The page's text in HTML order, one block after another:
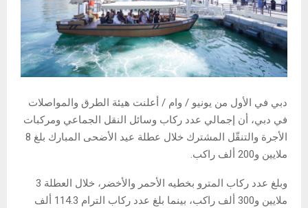
دبي في الأول من يونيو / وام / أعلنت هيئة الطرق والمواصلات
في دبي، أن إجمالي عدد ركاب وسائل النقل الجماعي ومركبات
الأجرة والتنقّل المشترك خلال عطلة عيد الأضحى المبارك بلغ 8
ملايين و200 ألف راكب.
وبلغ عدد ركاب المترو بخطيه الأحمر والأخضر، خلال العطلة 3
ملايين و300 ألف راكب، بينما بلغ عدد ركاب الترام 114.3 ألف